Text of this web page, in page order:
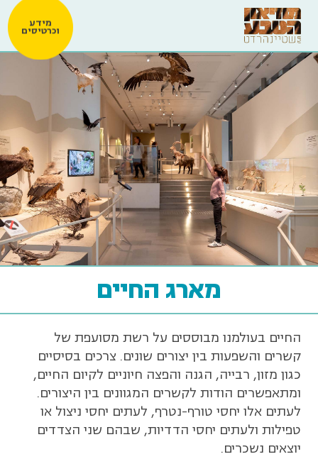
מידע
וכרטיסים
מארג החיים
החיים בעולמנו מבוססים על רשת מסועפת של
קשרים והשפעות בין יצורים שונים. צרכים בסיסיים
כגון מזון, רבייה, הגנה והפצה חיוניים לקיום החיים,
ומתאפשרים הודות לקשרים המגוונים בין היצורים.
לעתים אלו יחסי טורף-נטרף, לעתים יחסי ניצול או
טפילות ולעתים יחסי הדדיות, שבהם שני הצדדים
יוצאים נשכרים.